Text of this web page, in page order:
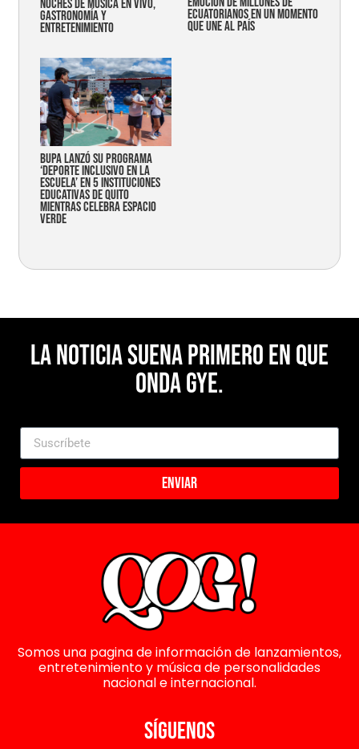
noches de música en vivo,
gastronomía y
entretenimiento
ecuatorianos en un momento
que une al país
Bupa lanzó su programa
‘Deporte Inclusivo en la
Escuela’ en 5 instituciones
educativas de Quito
mientras celebra espacio
verde
La noticia suena primero en Que
Onda Gye.
Enviar
Somos una pagina de información de lanzamientos,
entretenimiento y música de personalidades
nacional e internacional.
SÍGUENOS